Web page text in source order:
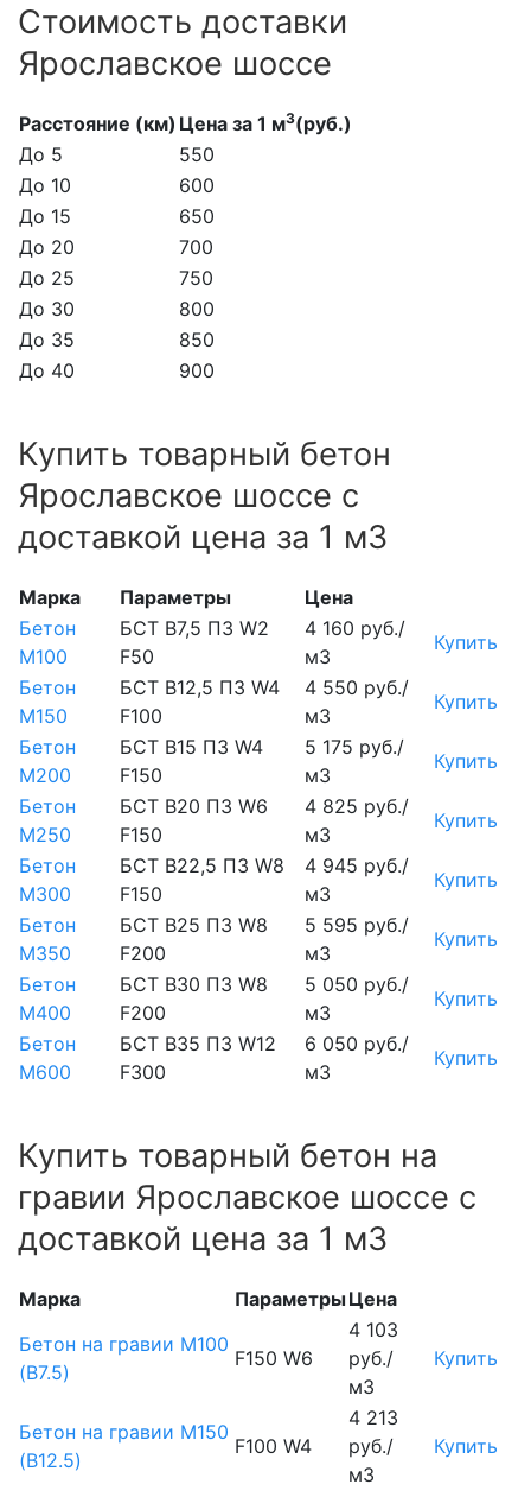
Стоимость доставки
Ярославское шоссе
Расстояние (км) Цена за 1 м3(руб.)
До 5
550
До 10
600
До 15
650
До 20
700
До 25
750
До 30
800
До 35
850
До 40
900
Купить товарный бетон
Ярославское шоссе с
доставкой цена за 1 м3
Марка Параметры
Цена
Бетон
М100
БСТ В7,5 П3 W2
F50
4 160 руб./
м3
Купить
Бетон
М150
БСТ В12,5 П3 W4
F100
4 550 руб./
м3
Купить
Бетон
М200
БСТ В15 П3 W4
F150
5 175 руб./
м3
Купить
Бетон
М250
БСТ В20 П3 W6
F150
4 825 руб./
м3
Купить
Бетон
М300
БСТ В22,5 П3 W8
F150
4 945 руб./
м3
Купить
Бетон
М350
БСТ В25 П3 W8
F200
5 595 руб./
м3
Купить
Бетон
М400
БСТ В30 П3 W8
F200
5 050 руб./
м3
Купить
Бетон
М600
БСТ В35 П3 W12
F300
6 050 руб./
м3
Купить
Купить товарный бетон на
гравии Ярославское шоссе с
доставкой цена за 1 м3
Марка ПараметрыЦена
Бетон на гравии М100
(B7.5)
F150 W6
4 103
руб./
м3
Купить
Бетон на гравии М150
(B12.5)
F100 W4
4 213
руб./
м3
Купить